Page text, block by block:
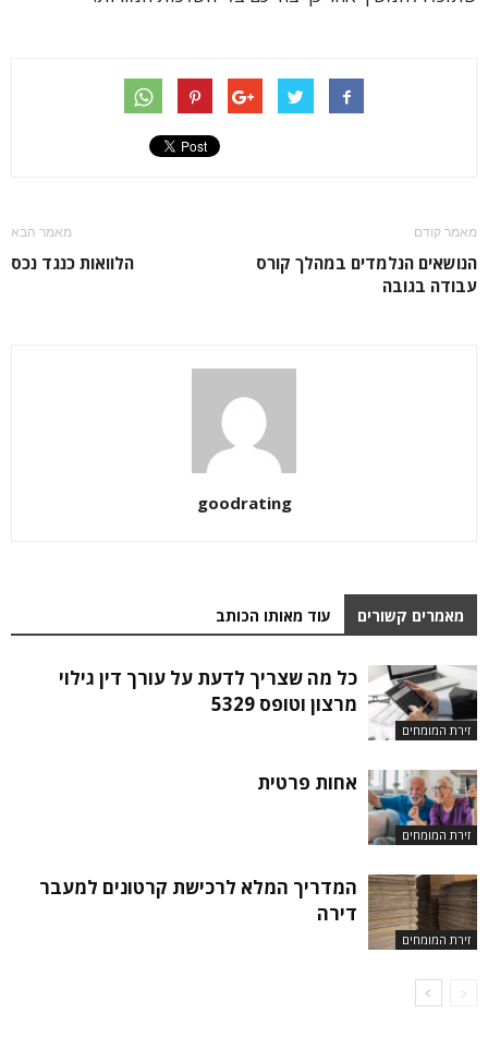
מאמר קודם
הנושאים הנלמדים במהלך קורס
עבודה בגובה
מאמר הבא
הלוואות כנגד נכס
goodrating
מאמרים קשורים עוד מאותו הכותב
זירת המומחים
כל מה שצריך לדעת על עורך דין גילוי
מרצון וטופס 5329
זירת המומחים
אחות פרטית
זירת המומחים
המדריך המלא לרכישת קרטונים למעבר
דירה